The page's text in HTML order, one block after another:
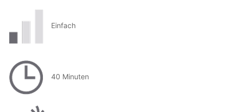
Einfach
40 Minuten